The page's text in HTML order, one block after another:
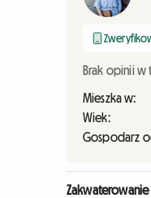
Brak opinii w
Mieszka w:
Wiek:
Gospodarz
Zakwaterowanie